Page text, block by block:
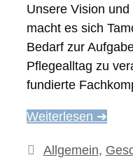
Unsere Vision
macht es sich
Bedarf zur
Pflegealltag zu
fundierte
Weiterlesen ➔
Kategorien
Allgemein,